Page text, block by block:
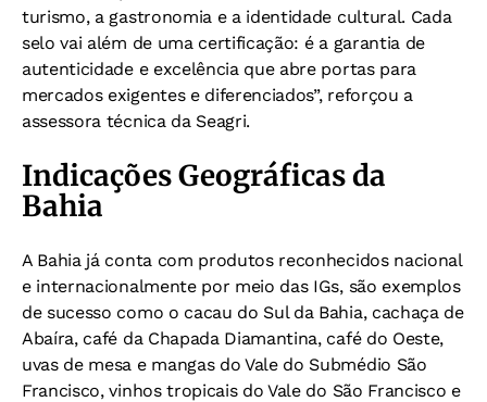
turismo, a gastronomia e a identidade cultural. Cada
selo vai além de uma certificação: é a garantia de
autenticidade e excelência que abre portas para
mercados exigentes e diferenciados”, reforçou a
assessora técnica da Seagri.
Indicações Geográficas da
Bahia
A Bahia já conta com produtos reconhecidos nacional
e internacionalmente por meio das IGs, são exemplos
de sucesso como o cacau do Sul da Bahia, cachaça de
Abaíra, café da Chapada Diamantina, café do Oeste,
uvas de mesa e mangas do Vale do Submédio São
Francisco, vinhos tropicais do Vale do São Francisco e